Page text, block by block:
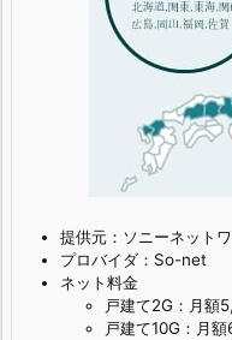
提供元：ソニーネット
プロバイダ：So-net
ネット料金
戸建て2G：月額
戸建て10G：月